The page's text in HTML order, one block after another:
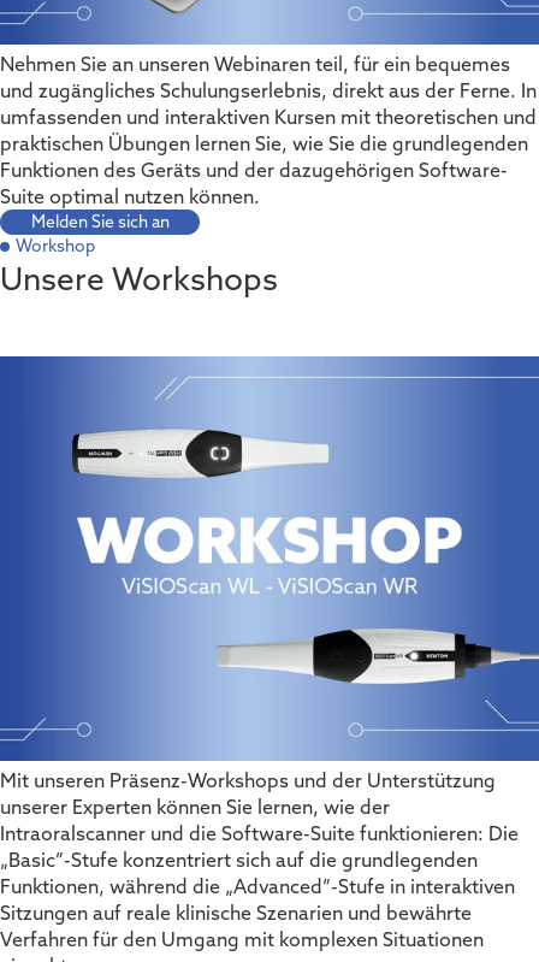
Nehmen Sie an unseren Webinaren teil, für ein bequemes
und zugängliches Schulungserlebnis, direkt aus der Ferne. In
umfassenden und interaktiven Kursen mit theoretischen und
praktischen Übungen lernen Sie, wie Sie die grundlegenden
Funktionen des Geräts und der dazugehörigen Software-
Suite optimal nutzen können.
Melden Sie sich an
Workshop
Unsere Workshops
Mit unseren Präsenz-Workshops und der Unterstützung
unserer Experten können Sie lernen, wie der
Intraoralscanner und die Software-Suite funktionieren: Die
„Basic”-Stufe konzentriert sich auf die grundlegenden
Funktionen, während die „Advanced”-Stufe in interaktiven
Sitzungen auf reale klinische Szenarien und bewährte
Verfahren für den Umgang mit komplexen Situationen